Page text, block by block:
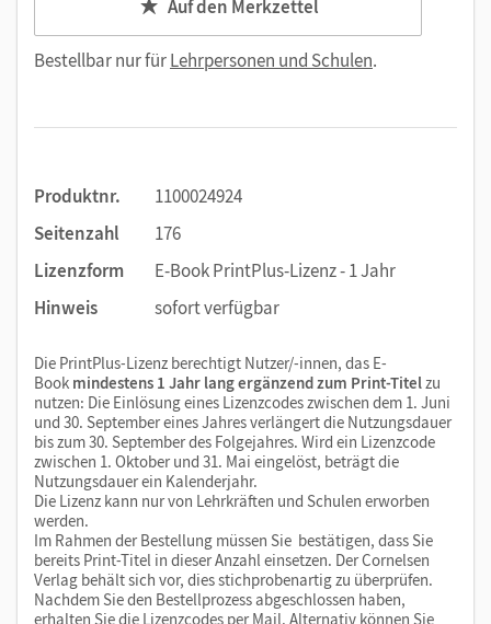
Auf den Merkzettel
Bestellbar nur fürLehrpersonen und Schulen.
Produktnr.
1100024924
Seitenzahl
176
Lizenzform
E-Book PrintPlus-Lizenz - 1 Jahr
Hinweis
sofort verfügbar
Die PrintPlus-Lizenz berechtigt Nutzer/-innen, das E-
Book mindestens 1 Jahr lang ergänzend zum Print-Titelzu
nutzen: Die Einlösung eines Lizenzcodes zwischen dem 1. Juni
und 30. September eines Jahres verlängert die Nutzungsdauer
bis zum 30. September des Folgejahres. Wird ein Lizenzcode
zwischen 1. Oktober und 31. Mai eingelöst, beträgt die
Nutzungsdauer ein Kalenderjahr.
Die Lizenz kann nur von Lehrkräften und Schulen erworben
werden.
Im Rahmen der Bestellung müssen Sie bestätigen, dass Sie
bereits Print-Titel in dieser Anzahl einsetzen. Der Cornelsen
Verlag behält sich vor, dies stichprobenartig zu überprüfen.
Nachdem Sie den Bestellprozess abgeschlossen haben,
erhalten Sie die Lizenzcodes per Mail. Alternativ können Sie